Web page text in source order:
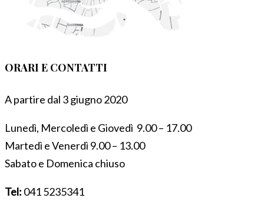
ORARI E CONTATTI
A partire dal 3 giugno 2020
Lunedì, Mercoledì e Giovedì 9.00 – 17.00
Martedì e Venerdì 9.00 – 13.00
Sabato e Domenica chiuso
Tel: 041 5235341